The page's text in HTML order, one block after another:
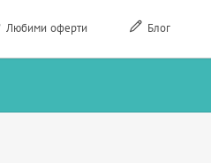
Любими оферти Блог